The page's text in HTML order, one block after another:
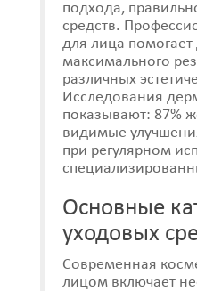
подхода,
средств.
для лица помогает
максимального
различных
Исследования
показывают: 87%
видимые
при регулярном
Основные
уходовых
Современная
лицом включает